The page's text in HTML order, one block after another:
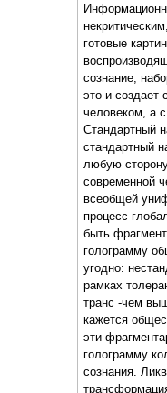
готовые
сознание,
это и создает
человеком, а
Стандартный
стандартный
любую
современной
всеобщей
процесс
быть
голограмму
угодно:
рамках
транс -чем
кажется
эти
голограмму
сознания.